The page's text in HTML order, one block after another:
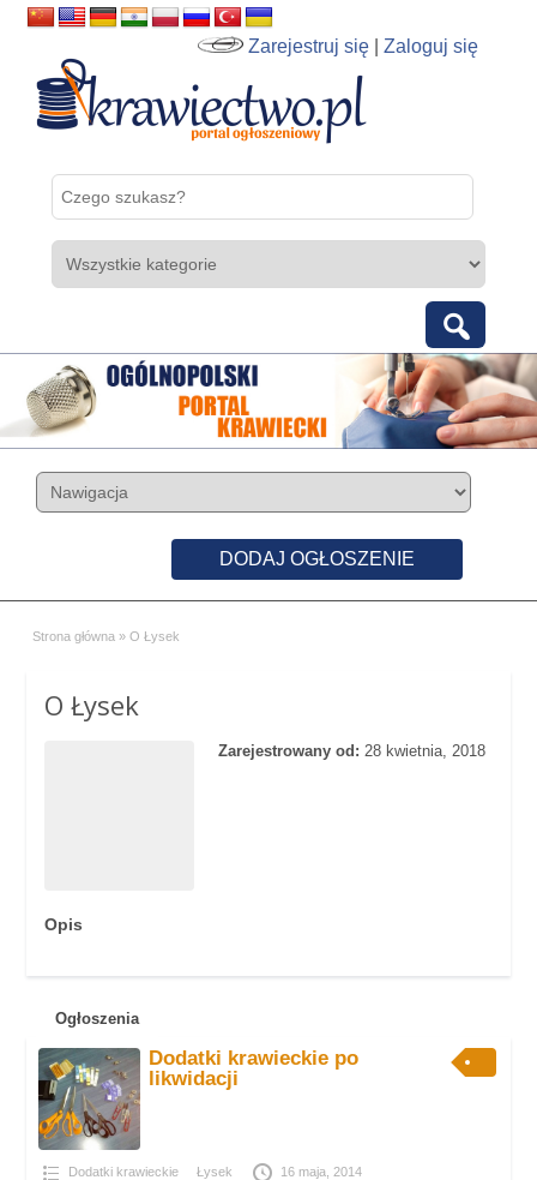
Zarejestruj się |Zaloguj się
DODAJ OGŁOSZENIE
Strona główna » O Łysek
O Łysek
Zarejestrowany od: 28 kwietnia, 2018
Opis
Ogłoszenia
Dodatki krawieckie po
likwidacji
Dodatki krawieckie Łysek 16 maja, 2014